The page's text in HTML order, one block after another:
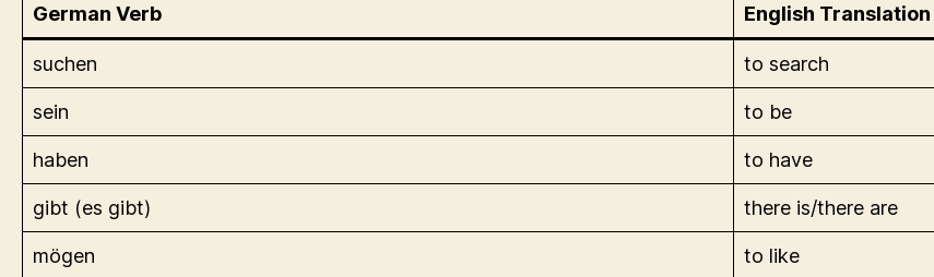
German Verb English Translation
suchen to search
sein to be
haben to have
gibt (es gibt) there is/there are
mögen to like